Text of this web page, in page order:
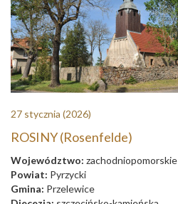
27 stycznia (2026)
ROSINY (Rosenfelde)
Województwo: zachodniopomorskie
Powiat: Pyrzycki
Gmina: Przelewice